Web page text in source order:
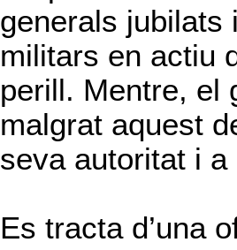
generals jubilats
militars en actiu
perill. Mentre, el
malgrat aquest
seva autoritat i
Es tracta d’una